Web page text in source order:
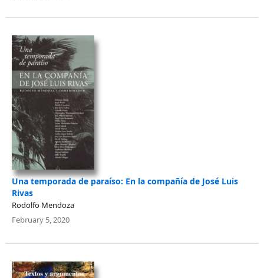
Una temporada de paraíso: En la compañía de José Luis
Rivas
Rodolfo Mendoza
February 5, 2020